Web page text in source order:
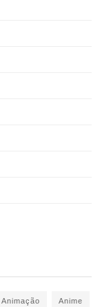
Animação Anime